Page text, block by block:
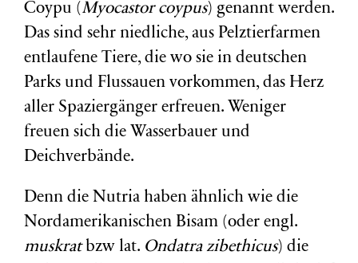
Coypu (Myocastor coypus) genannt werden.
Das sind sehr niedliche, aus Pelztierfarmen
entlaufene Tiere, die wo sie in deutschen
Parks und Flussauen vorkommen, das Herz
aller Spaziergänger erfreuen. Weniger
freuen sich die Wasserbauer und
Deichverbände.
Denn die Nutria haben ähnlich wie die
Nordamerikanischen Bisam (oder engl.
muskratbzw lat. Ondatra zibethicus) die